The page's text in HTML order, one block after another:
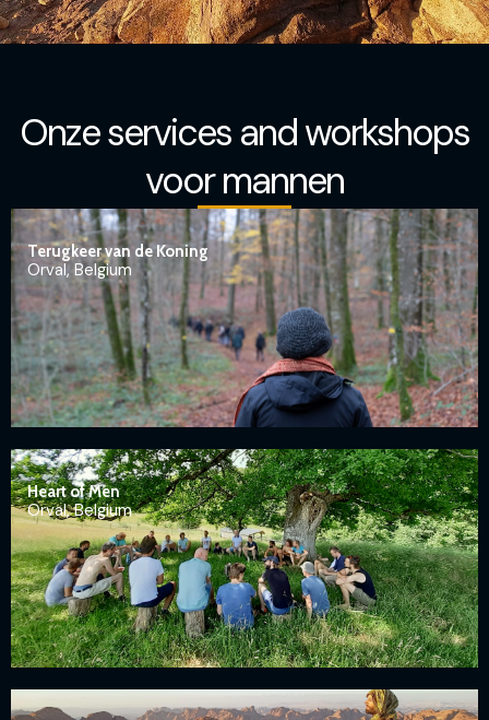
Onze services and workshops
voor mannen
Terugkeer van de Koning
Orval, Belgium
Heart of Men
Orval, Belgium